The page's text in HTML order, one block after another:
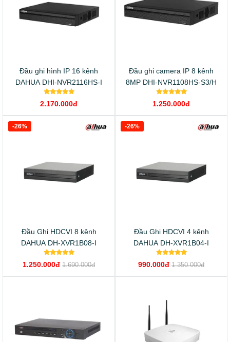
Đầu ghi hình IP 16 kênh
DAHUA DHI-NVR2116HS-I
2.170.000đ
Đầu ghi camera IP 8 kênh
8MP DHI-NVR1108HS-S3/H
1.250.000đ
Đầu Ghi HDCVI 8 kênh
DAHUA DH-XVR1B08-I
1.250.000đ 1.690.000đ
-26%
Đầu Ghi HDCVI 4 kênh
DAHUA DH-XVR1B04-I
990.000đ 1.350.000đ
-26%